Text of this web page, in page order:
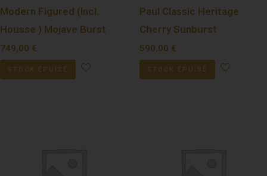
Modern Figured (Incl.
Housse ) Mojave Burst
749,00 €
STOCK ÉPUISÉ
Paul Classic Heritage
Cherry Sunburst
590,00 €
STOCK ÉPUISÉ